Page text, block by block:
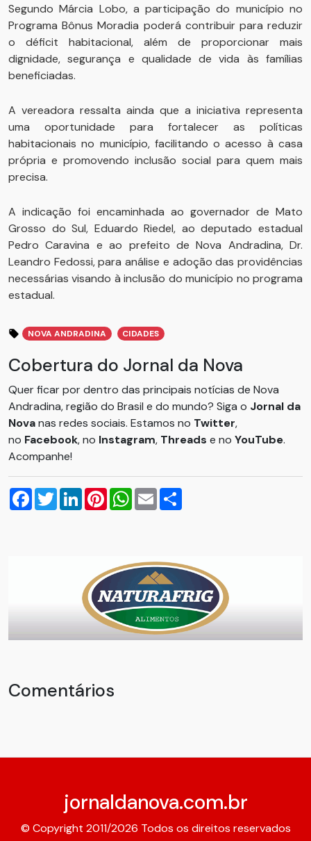
Segundo Márcia Lobo, a participação do município no
Programa Bônus Moradia poderá contribuir para reduzir
o déficit habitacional, além de proporcionar mais
dignidade, segurança e qualidade de vida às famílias
beneficiadas.
A vereadora ressalta ainda que a iniciativa representa
uma oportunidade para fortalecer as políticas
habitacionais no município, facilitando o acesso à casa
própria e promovendo inclusão social para quem mais
precisa.
A indicação foi encaminhada ao governador de Mato
Grosso do Sul, Eduardo Riedel, ao deputado estadual
Pedro Caravina e ao prefeito de Nova Andradina, Dr.
Leandro Fedossi, para análise e adoção das providências
necessárias visando à inclusão do município no programa
estadual.
NOVA ANDRADINA CIDADES
Cobertura do Jornal da Nova
Quer ficar por dentro das principais notícias de Nova
Andradina, região do Brasil e do mundo? Siga o Jornal da
Novanas redes sociais. Estamos no Twitter,
no Facebook, no Instagram, Threads e no YouTube.
Acompanhe!
Facebook
TwitterLinkedInPinterestWhatsApp
Email
Comentários
jornaldanova.com.br
© Copyright 2011/2026 Todos os direitos reservados